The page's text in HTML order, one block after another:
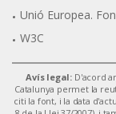
Unió Europea.
W3C
Avís legal: D'acord
Catalunya permet la
citi la font, i la data